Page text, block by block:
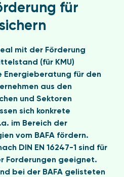
für
mit der Förderung
(für KMU)
Energieberatung für den
aus den
und Sektoren
sich konkrete
im Bereich der
vom BAFA fördern.
DIN EN 16247-1 sind für
Forderungen geeignet.
bei der BAFA gelisteten